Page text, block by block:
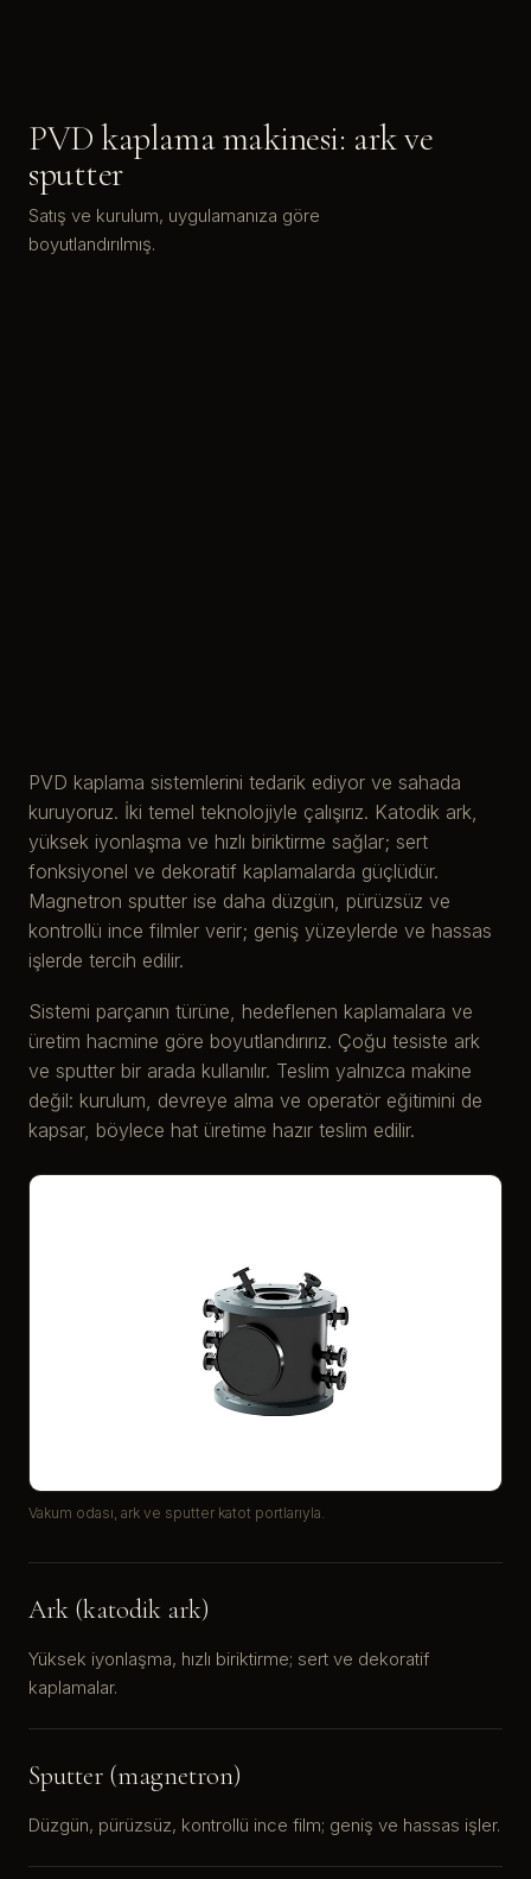
PVD kaplama makinesi: ark ve
sputter
Satış ve kurulum, uygulamanıza göre
boyutlandırılmış.
PVD kaplama sistemlerini tedarik ediyor ve sahada
kuruyoruz. İki temel teknolojiyle çalışırız. Katodik ark,
yüksek iyonlaşma ve hızlı biriktirme sağlar; sert
fonksiyonel ve dekoratif kaplamalarda güçlüdür.
Magnetron sputter ise daha düzgün, pürüzsüz ve
kontrollü ince filmler verir; geniş yüzeylerde ve hassas
işlerde tercih edilir.
Sistemi parçanın türüne, hedeflenen kaplamalara ve
üretim hacmine göre boyutlandırırız. Çoğu tesiste ark
ve sputter bir arada kullanılır. Teslim yalnızca makine
değil: kurulum, devreye alma ve operatör eğitimini de
kapsar, böylece hat üretime hazır teslim edilir.
Vakum odası, ark ve sputter katot portlarıyla.
Ark (katodik ark)
Yüksek iyonlaşma, hızlı biriktirme; sert ve dekoratif
kaplamalar.
Sputter (magnetron)
Düzgün, pürüzsüz, kontrollü ince film; geniş ve hassas işler.